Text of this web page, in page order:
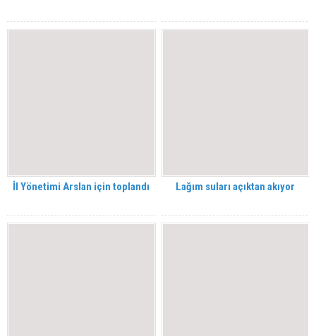
İl Yönetimi Arslan için toplandı Lağım suları açıktan akıyor